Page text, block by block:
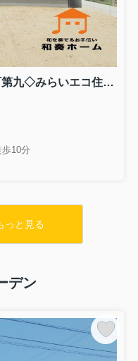
リーブルガーデン高松市円座町第九◇みらいエコ住宅2026事業補助金対象の長期優良住宅 １号棟
10分
っと見る
デン